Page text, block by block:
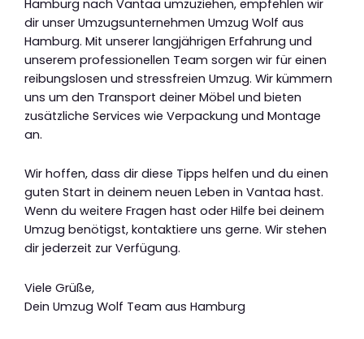
Hamburg nach Vantaa umzuziehen, empfehlen wir
dir unser Umzugsunternehmen Umzug Wolf aus
Hamburg. Mit unserer langjährigen Erfahrung und
unserem professionellen Team sorgen wir für einen
reibungslosen und stressfreien Umzug. Wir kümmern
uns um den Transport deiner Möbel und bieten
zusätzliche Services wie Verpackung und Montage
an.
Wir hoffen, dass dir diese Tipps helfen und du einen
guten Start in deinem neuen Leben in Vantaa hast.
Wenn du weitere Fragen hast oder Hilfe bei deinem
Umzug benötigst, kontaktiere uns gerne. Wir stehen
dir jederzeit zur Verfügung.
Viele Grüße,
Dein Umzug Wolf Team aus Hamburg